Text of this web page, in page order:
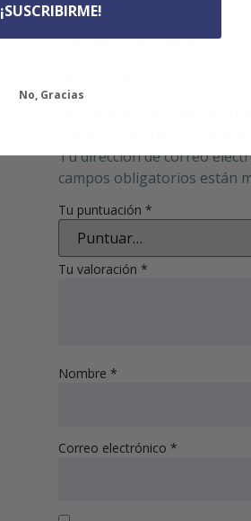
Valoraciones
Sé el primero en valorar
trastorno del desarrollo
Tu dirección de correo
campos obligatorios están
Tu puntuación *
Tu valoración *
Nombre *
Correo electrónico *
¡SUSCRIBIRME!
No, Gracias